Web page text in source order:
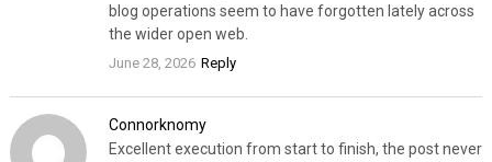
blog operations seem to have forgotten lately across
the wider open web.
June 28, 2026 Reply
Connorknomy
Excellent execution from start to finish, the post never